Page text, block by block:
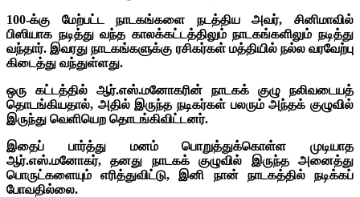
100-க்கு மேற்பட்ட நாடகங்களை நடத்திய அவர், சினிமாவில்
பிஸியாக நடித்து வந்த காலக்கட்டத்திலும் நாடகங்களிலும் நடித்து
வந்தார். இவரது நாடகங்களுக்கு ரசிகர்கள் மத்தியில் நல்ல வரவேற்பு
கிடைத்து வந்துள்ளது.
ஒரு கட்டத்தில் ஆர்.எஸ்.மனோகரின் நாடகக் குழு நலிவடையத்
தொடங்கியதால், அதில் இருந்த நடிகர்கள் பலரும் அந்தக் குழுவில்
இருந்து வெளியெற தொடங்கிவிட்டனர்.
இதைப் பார்த்து மனம் பொறுத்துக்கொள்ள முடியாத
ஆர்.எஸ்.மனோகர், தனது நாடகக் குழுவில் இருந்த அனைத்து
பொருட்களையும் எரித்துவிட்டு, இனி நான் நாடகத்தில் நடிக்கப்
போவதில்லை.